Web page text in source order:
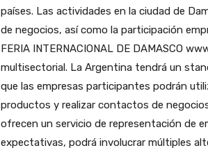
países. Las actividades en la ciudad de
de negocios, así como la participación
FERIA INTERNACIONAL DE DAMASCO
multisectorial. La Argentina tendrá un
que las empresas participantes podrán
productos y realizar contactos de
ofrecen un servicio de representación de
expectativas, podrá involucrar múltiples